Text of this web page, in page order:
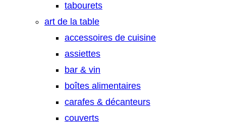
tabourets
art de la table
accessoires de cuisine
assiettes
bar & vin
boîtes alimentaires
carafes & décanteurs
couverts